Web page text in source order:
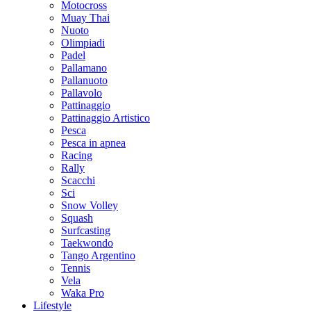
Motocross
Muay Thai
Nuoto
Olimpiadi
Padel
Pallamano
Pallanuoto
Pallavolo
Pattinaggio
Pattinaggio Artistico
Pesca
Pesca in apnea
Racing
Rally
Scacchi
Sci
Snow Volley
Squash
Surfcasting
Taekwondo
Tango Argentino
Tennis
Vela
Waka Pro
Lifestyle